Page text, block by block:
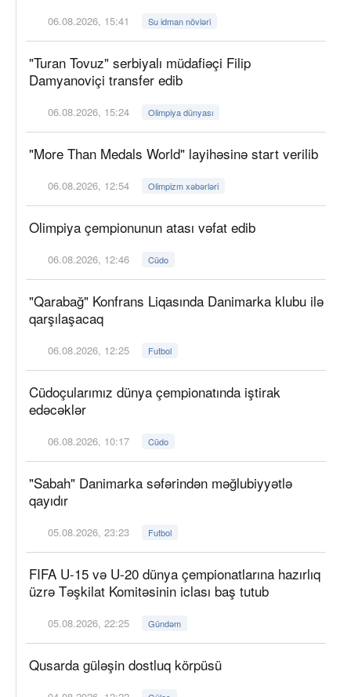
06.08.2026, 15:41 Su idman növləri
"Turan Tovuz" serbiyalı müdafiəçi Filip
Damyanoviçi transfer edib
06.08.2026, 15:24 Olimpiya dünyası
"More Than Medals World" layihəsinə start verilib
06.08.2026, 12:54 Olimpizm xəbərləri
Olimpiya çempionunun atası vəfat edib
06.08.2026, 12:46 Cüdo
"Qarabağ" Konfrans Liqasında Danimarka klubu ilə
qarşılaşacaq
06.08.2026, 12:25 Futbol
Cüdoçularımız dünya çempionatında iştirak
edəcəklər
06.08.2026, 10:17 Cüdo
"Sabah" Danimarka səfərindən məğlubiyyətlə
qayıdır
05.08.2026, 23:23 Futbol
FIFA U-15 və U-20 dünya çempionatlarına hazırlıq
üzrə Təşkilat Komitəsinin iclası baş tutub
05.08.2026, 22:25 Gündəm
Qusarda güləşin dostluq körpüsü